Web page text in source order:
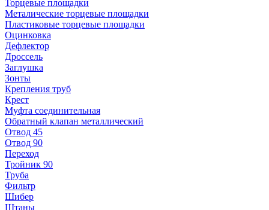
Торцевые площадки
Металические торцевые площадки
Пластиковые торцевые площадки
Оцинковка
Дефлектор
Дроссель
Заглушка
Зонты
Крепления труб
Крест
Муфта соединительная
Обратный клапан металлический
Отвод 45
Отвод 90
Переход
Тройник 90
Труба
Фильтр
Шибер
Штаны